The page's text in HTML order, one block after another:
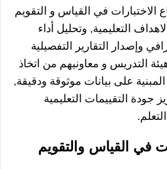
الاختبارات في القياس و التقويم
التعليمية, وتحليل أداء
وإصدار التقارير التفصيلية
التدريس و معاونيهم من اتخاذ
المبنية على بيانات موثوقة ودقيقة,
جودة التقييمات التعليمية
في القياس والتقويم